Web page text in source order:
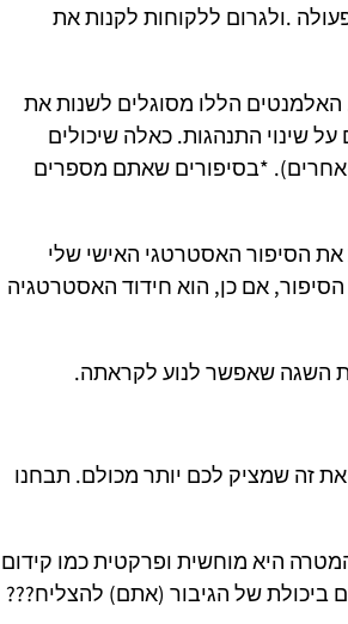
.ולגרום ללקוחות לקנות את
האלמנטים הללו מסוגלים לשנות את
שינוי התנהגות. כאלה שיכולים
אחרים). *בסיפורים שאתם מספרים
הסיפור האסטרטגי האישי שלי
אם כן, הוא חידוד האסטרטגיה
השגה שאפשר לנוע לקראתה.
זה שמציק לכם יותר מכולם. תבחנו
היא מוחשית ופרקטית כמו קידום
ביכולת של הגיבור (אתם) להצליח???